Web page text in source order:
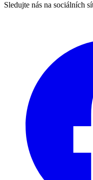
Sledujte nás na sociálních